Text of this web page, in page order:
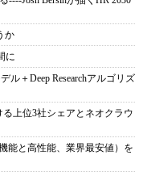
か
に
＋Deep Researchアルゴリズ
上位3社シェアとネオクラウ
能と高性能、業界最安値）を